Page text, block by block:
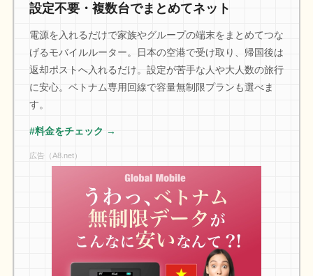
設定不要・複数台でまとめてネット
電源を入れるだけで家族やグループの端末をまとめてつな
げるモバイルルーター。日本の空港で受け取り、帰国後は
返却ポストへ入れるだけ。設定が苦手な人や大人数の旅行
に安心。ベトナム専用回線で容量無制限プランも選べま
す。
#料金をチェック →
広告（A8.net）